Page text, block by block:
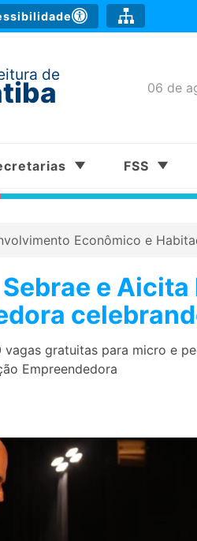
de
06 de
FSS
Econômico e
e
vagas gratuitas para micro e
Empreendedora